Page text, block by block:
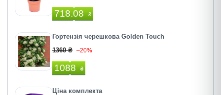
718.08 ₴
Гортензія черешкова Golden Touch
1360 ₴ –20%
1088 ₴
Ціна комплекта